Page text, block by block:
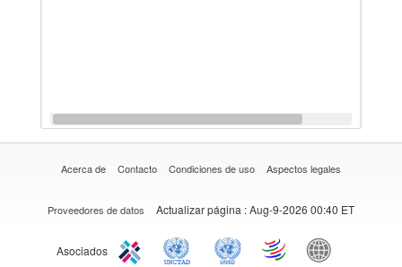
Acerca de Contacto Condiciones de uso Aspectos legales
Proveedores de datos Actualizar página : Aug-9-2026 00:40 ET
Asociados